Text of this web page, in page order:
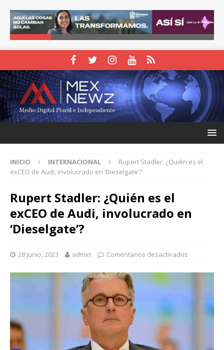
INICIO INTERNACIONAL
Rupert Stadler: ¿Quién es el
exCEO de Audi, involucrado en ‘Dieselgate’?
Rupert Stadler: ¿Quién es el
exCEO de Audi, involucrado en
‘Dieselgate’?
28 junio, 2023 admin Comentarios desactivados